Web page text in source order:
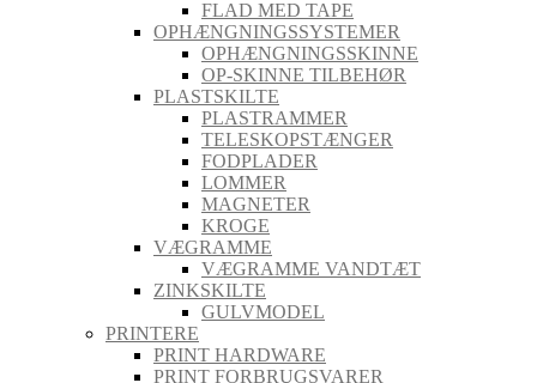
FLAD MED TAPE
OPHÆNGNINGSSYSTEMER
OPHÆNGNINGSSKINNE
OP-SKINNE TILBEHØR
PLASTSKILTE
PLASTRAMMER
TELESKOPSTÆNGER
FODPLADER
LOMMER
MAGNETER
KROGE
VÆGRAMME
VÆGRAMME VANDTÆT
ZINKSKILTE
GULVMODEL
PRINTERE
PRINT HARDWARE
PRINT FORBRUGSVARER